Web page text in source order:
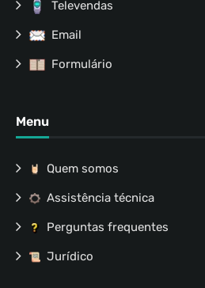
Televendas
Email
Formulário
Menu
Quem somos
Assistência técnica
Perguntas frequentes
Jurídico